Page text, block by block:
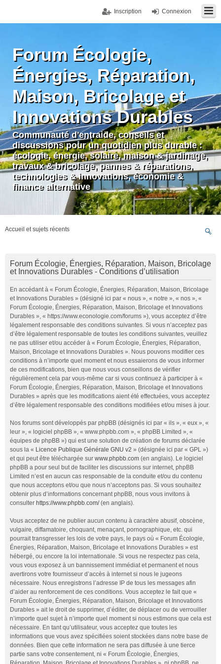
Connexion
Inscription
Forum Écologie,
Énergies, Réparation,
Maison, Bricolage et
Innovations Durables
Communauté d'entraide, conseils et
discussions pour un quotidien plus durable :
écologie, énergie, solaire, maison & jardinage,
travaux & bricolage, pannes & réparations,
technologies & innovations, économie &
finance alternative
Accueil et sujets récents
Forum Écologie, Énergies, Réparation, Maison, Bricolage
et Innovations Durables - Conditions d’utilisation
En accédant à « Forum Écologie, Énergies, Réparation, Maison, Bricolage
et Innovations Durables » (désigné ici par « nous », « notre », « nos », «
Forum Écologie, Énergies, Réparation, Maison, Bricolage et Innovations
Durables », « https://www.econologie.com/forums »), vous acceptez d’être
légalement responsable des conditions suivantes. Si vous n’acceptez pas
d’être légalement responsable de toutes les conditions suivantes, veuillez
ne pas utiliser et/ou accéder à « Forum Écologie, Énergies, Réparation,
Maison, Bricolage et Innovations Durables ». Nous pouvons modifier ces
conditions à n’importe quel moment et nous essaierons de vous informer
de ces modifications, bien que nous vous conseillons de vérifier
régulièrement cela par vous-même car si vous continuez à participer à «
Forum Écologie, Énergies, Réparation, Maison, Bricolage et Innovations
Durables » après que les modifications aient été effectuées, vous acceptez
d’être légalement responsable des conditions modifiées et/ou mises à jour.
Nos forums sont développés par phpBB (désignés ici par « ils », « eux », «
leur », « logiciel phpBB », « www.phpbb.com », « phpBB Limited », «
équipes de phpBB ») qui est une solution de création de forums déclarée
sous la « Licence Publique Générale GNU v2 » (désignée ici par « GPL »)
et qui peut être téléchargée sur www.phpbb.com (en anglais). Le logiciel
phpBB a pour seul but de faciliter les discussions sur internet, phpBB
Limited n’est en aucun cas responsable de la conduite et/ou du contenu
que nous acceptons et/ou que nous n’acceptons pas. Si vous souhaitez
obtenir plus d’informations concernant phpBB, nous vous invitons à
consulter https://www.phpbb.com/(en anglais).
Vous acceptez de ne publier aucun contenu à caractère abusif, obscène,
vulgaire, diffamatoire, choquant, menaçant, pornographique, etc. qui
pourrait transgresser les lois de votre pays, le pays où « Forum Écologie,
Énergies, Réparation, Maison, Bricolage et Innovations Durables » est
hébergé, ou encore la loi internationale. Si vous ne respectez pas cela,
vous vous exposez à un bannissement immédiat et permanent et nous
avertirons votre fournisseur d’accès à internet si nous le jugeons
nécessaire. Nous enregistrons l’adresse IP de tous les messages afin
d’aider au renforcement de ces conditions. Vous acceptez le fait que «
Forum Écologie, Énergies, Réparation, Maison, Bricolage et Innovations
Durables » ait le droit de supprimer, d’éditer, de déplacer ou de verrouiller
n’importe quel sujet à n’importe quel moment si nous estimons que cela est
nécessaire. En tant qu’utilisateur, vous acceptez que toutes les
informations que vous avez spécifiées soient stockées dans notre base de
données. Bien que cette information ne sera pas diffusée à une tierce
partie sans votre consentement, ni « Forum Écologie, Énergies,